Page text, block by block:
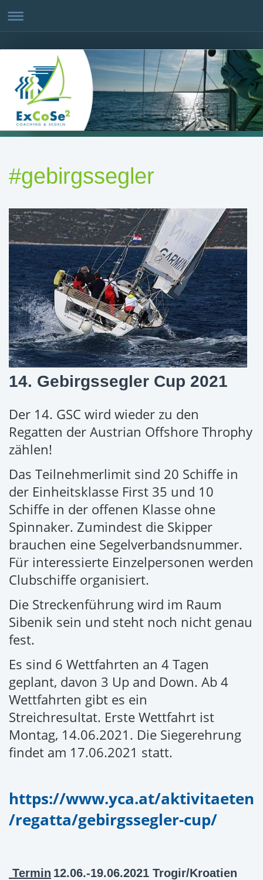
#gebirgssegler
14. Gebirgssegler Cup 2021
Der 14. GSC wird wieder zu den
Regatten der Austrian Offshore Throphy
zählen!
Das Teilnehmerlimit sind 20 Schiffe in
der Einheitsklasse First 35 und 10
Schiffe in der offenen Klasse ohne
Spinnaker. Zumindest die Skipper
brauchen eine Segelverbandsnummer.
Für interessierte Einzelpersonen werden
Clubschiffe organisiert.
Die Streckenführung wird im Raum
Sibenik sein und steht noch nicht genau
fest.
Es sind 6 Wettfahrten an 4 Tagen
geplant, davon 3 Up and Down. Ab 4
Wettfahrten gibt es ein
Streichresultat. Erste Wettfahrt ist
Montag, 14.06.2021. Die Siegerehrung
findet am 17.06.2021 statt.
https://www.yca.at/aktivitaeten
/regatta/gebirgssegler-cup/
Termin 12.06.-19.06.2021 Trogir/Kroatien